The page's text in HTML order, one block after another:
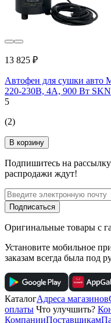
13 825 ₽
Автофен для сушки авто
220-230В, 4А, 900 Вт
5
(2)
В корзину
Подпишитесь на рассылку
распродажи ждут!
Подписаться
Оригинальные товары с
Установите мобильное
заказам всегда была под
КаталогАдреса магазинов
оплаты Что улучшить?
КомпанииПоставщикам